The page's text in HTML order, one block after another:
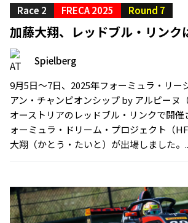
Race 2
FRECA 2025 Round 7
加藤大翔、レッドブル・リンク
Spielberg
9月5日〜7日、2025年フォーミュラ・リー
アン・チャンピオンシップ by アルピーヌ
オーストリアのレッドブル・リンクで開催
ォーミュラ・ドリーム・プロジェクト（
大翔（かとう・たいと）が出場しました。..